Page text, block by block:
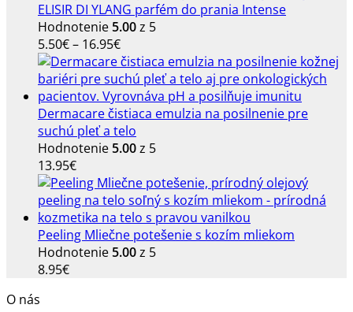
ELISIR DI YLANG parfém do prania Intense
Hodnotenie 5.00z 5
5.50€– 16.95€Price
range:
5.50€
through
16.95€
Dermacare čistiaca emulzia na posilnenie pre
suchú pleť a telo
Hodnotenie 5.00z 5
13.95€
Peeling Mliečne potešenie s kozím mliekom
Hodnotenie 5.00z 5
8.95€
O nás